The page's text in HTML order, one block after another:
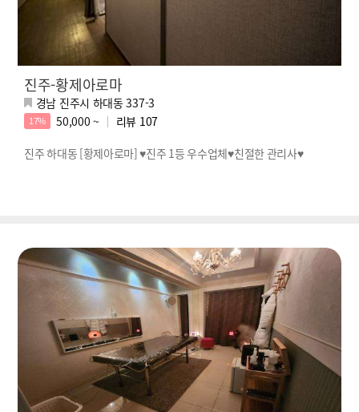
진주-황제아로마
경남 진주시 하대동 337-3
17% 50,000 ~ 리뷰 107
진주 하대동 [황제아로마] ♥진주 1등 우수업체♥친절한 관리사♥